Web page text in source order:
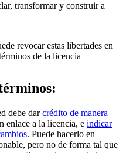
transformar y construir a
revocar estas libertades en
de la licencia
debe darcrédito de manera
enlace a la licencia, e indicar
. Puede hacerlo en
pero no de forma tal que